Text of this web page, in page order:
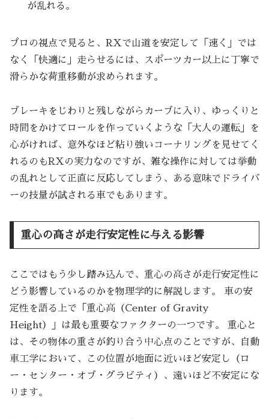
が乱れる。
プロの視点で見ると、RXで山道を安定して「速く」では
なく「快適に」走らせるには、スポーツカー以上に丁寧で
滑らかな荷重移動が求められます。
ブレーキをじわりと残しながらカーブに入り、ゆっくりと
時間をかけてロールを作っていくような「大人の運転」を
心がければ、意外なほど粘り強いコーナリングを見せてく
れるのもRXの実力なのですが、雑な操作に対しては挙動
の乱れとして正直に反応してしまう、ある意味でドライバ
ーの技量が試される車でもあります。
重心の高さが走行安定性に与える影響
ここではもう少し踏み込んで、重心の高さが走行安定性に
どう影響しているのかを物理学的に解説します。 車の安
定性を語る上で「重心高（Center of Gravity
Height）」は最も重要なファクターの一つです。 重心と
は、その物体の重さが釣り合う中心点のことですが、自動
車工学において、この位置が地面に近いほど安定し（ロ
ー・センター・オブ・グラビティ）、遠いほど不安定にな
ります。